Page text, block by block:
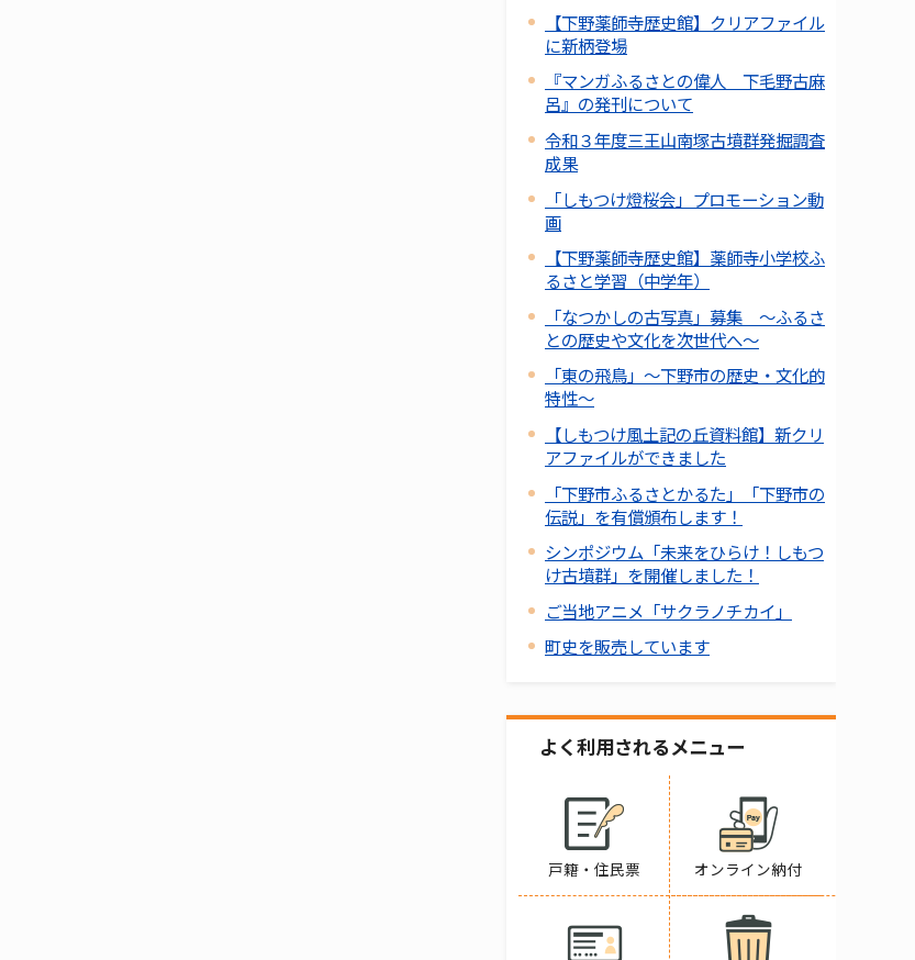
【下野薬師寺歴史館】クリアファイル
に新柄登場
『マンガふるさとの偉人 下毛野古麻
呂』の発刊について
令和３年度三王山南塚古墳群発掘調査
成果
「しもつけ燈桜会」プロモーション動
画
【下野薬師寺歴史館】薬師寺小学校ふ
るさと学習（中学年）
「なつかしの古写真」募集 ～ふるさ
との歴史や文化を次世代へ～
「東の飛鳥」～下野市の歴史・文化的
特性～
【しもつけ風土記の丘資料館】新クリ
アファイルができました
「下野市ふるさとかるた」「下野市の
伝説」を有償頒布します！
シンポジウム「未来をひらけ！しもつ
け古墳群」を開催しました！
ご当地アニメ「サクラノチカイ」
町史を販売しています
よく利用されるメニュー
戸籍・住民票 オンライン納付